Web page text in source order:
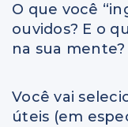
O que você
ouvidos? E o
na sua
Você vai
úteis (em